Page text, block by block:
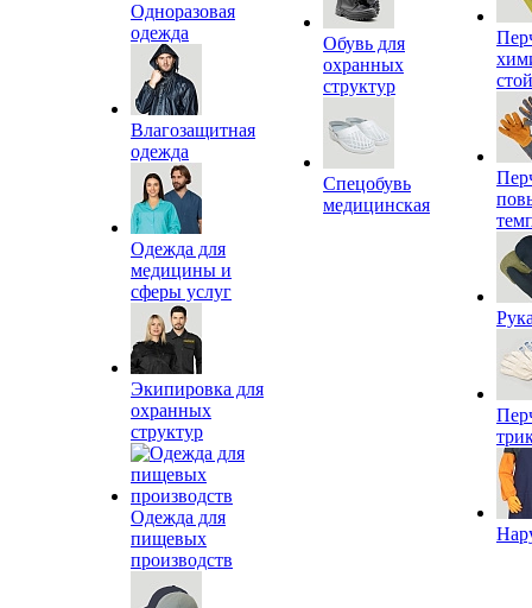
Одноразовая
одежда
Влагозащитная
одежда
Одежда для
медицины и
сферы услуг
Экипировка для
охранных
структур
Одежда для
пищевых
производств
Обувь для
охранных
структур
Спецобувь
медицинская